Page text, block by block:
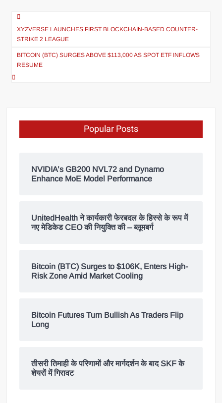
XYZVERSE LAUNCHES FIRST BLOCKCHAIN-BASED COUNTER-
STRIKE 2 LEAGUE
BITCOIN (BTC) SURGES ABOVE $113,000 AS SPOT ETF INFLOWS
RESUME
Popular Posts
NVIDIA’s GB200 NVL72 and Dynamo
Enhance MoE Model Performance
UnitedHealth ने कार्यकारी फेरबदल के हिस्से के रूप में
नए मेडिकेड CEO की नियुक्ति की – ब्लूमबर्ग
Bitcoin (BTC) Surges to $106K, Enters High-
Risk Zone Amid Market Cooling
Bitcoin Futures Turn Bullish As Traders Flip
Long
तीसरी तिमाही के परिणामों और मार्गदर्शन के बाद SKF के
शेयरों में गिरावट